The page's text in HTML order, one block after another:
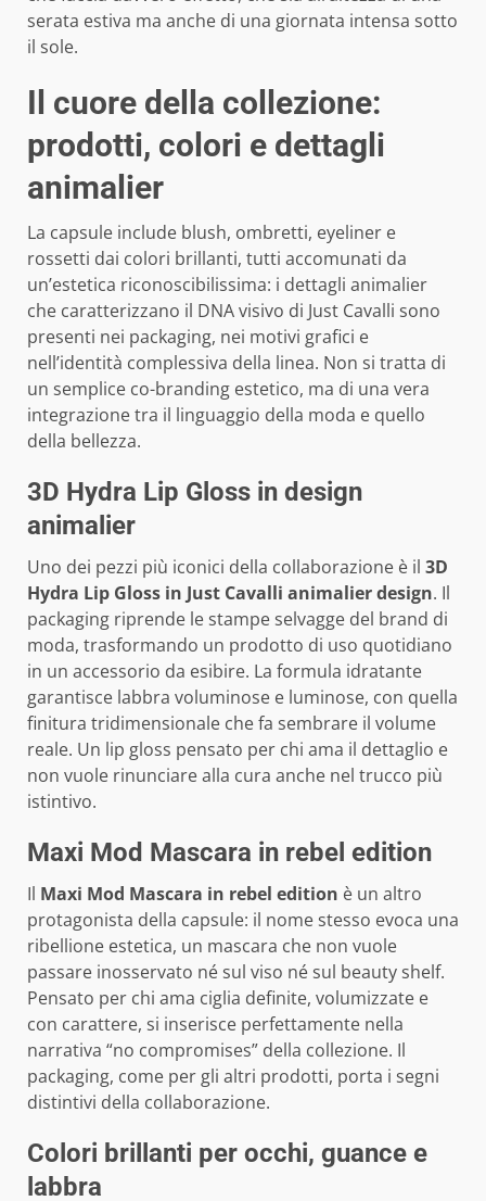
serata estiva ma anche di una giornata intensa sotto
il sole.
Il cuore della collezione:
prodotti, colori e dettagli
animalier
La capsule include blush, ombretti, eyeliner e
rossetti dai colori brillanti, tutti accomunati da
un’estetica riconoscibilissima: i dettagli animalier
che caratterizzano il DNA visivo di Just Cavalli sono
presenti nei packaging, nei motivi grafici e
nell’identità complessiva della linea. Non si tratta di
un semplice co-branding estetico, ma di una vera
integrazione tra il linguaggio della moda e quello
della bellezza.
3D Hydra Lip Gloss in design
animalier
Uno dei pezzi più iconici della collaborazione è il 3D
Hydra Lip Gloss in Just Cavalli animalier design. Il
packaging riprende le stampe selvagge del brand di
moda, trasformando un prodotto di uso quotidiano
in un accessorio da esibire. La formula idratante
garantisce labbra voluminose e luminose, con quella
finitura tridimensionale che fa sembrare il volume
reale. Un lip gloss pensato per chi ama il dettaglio e
non vuole rinunciare alla cura anche nel trucco più
istintivo.
Maxi Mod Mascara in rebel edition
Il Maxi Mod Mascara in rebel edition è un altro
protagonista della capsule: il nome stesso evoca una
ribellione estetica, un mascara che non vuole
passare inosservato né sul viso né sul beauty shelf.
Pensato per chi ama ciglia definite, volumizzate e
con carattere, si inserisce perfettamente nella
narrativa “no compromises” della collezione. Il
packaging, come per gli altri prodotti, porta i segni
distintivi della collaborazione.
Colori brillanti per occhi, guance e
labbra